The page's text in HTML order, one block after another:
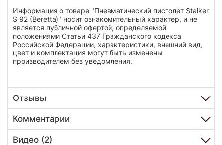
Информация о товаре "Пневматический пистолет Stalker
S 92 (Beretta)" носит ознакомительный характер, и не
является публичной офертой, определяемой
положениями Статьи 437 Гражданского кодекса
Российской Федерации, характеристики, внешний вид,
цвет и комплектация могут быть изменены
производителем без уведомления.
Отзывы
Комментарии
Видео (2)